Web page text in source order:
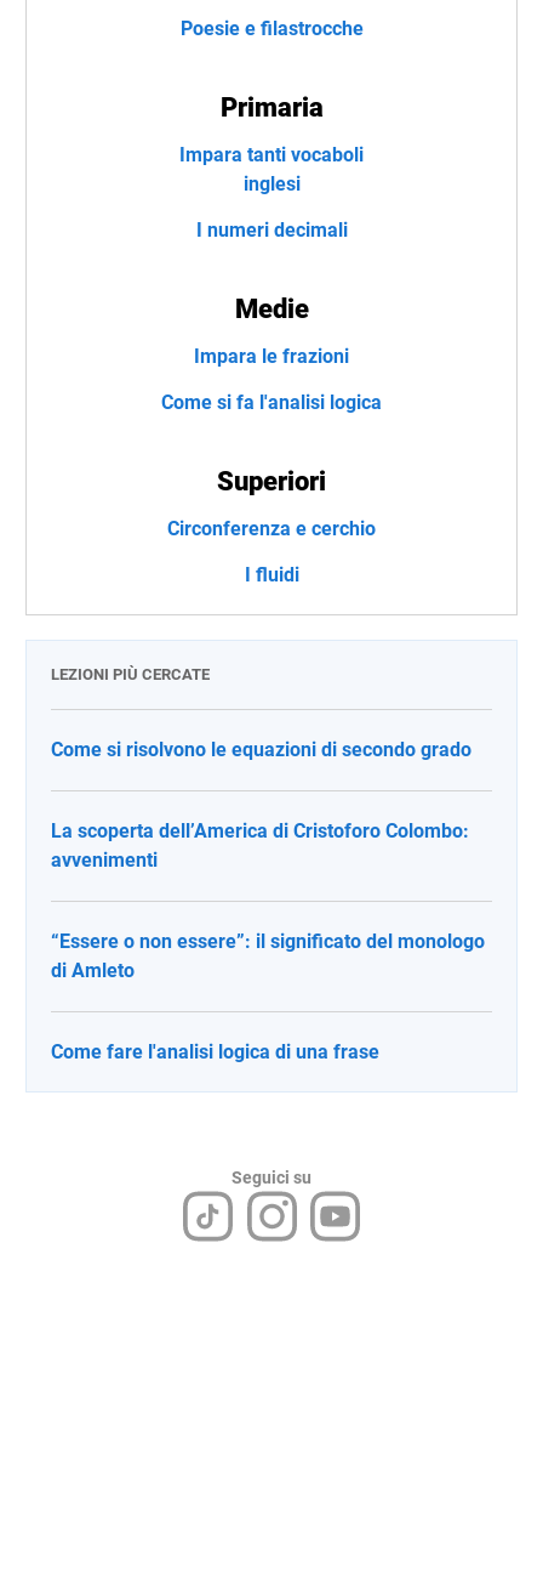
Poesie e filastrocche
Primaria
Impara tanti vocaboli
inglesi
I numeri decimali
Medie
Impara le frazioni
Come si fa l'analisi logica
Superiori
Circonferenza e cerchio
I fluidi
LEZIONI PIÙ CERCATE
Come si risolvono le equazioni di secondo grado
La scoperta dell’America di Cristoforo Colombo:
avvenimenti
“Essere o non essere”: il significato del monologo
di Amleto
Come fare l'analisi logica di una frase
Seguici su